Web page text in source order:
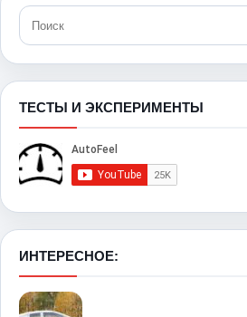
ТЕСТЫ И ЭКСПЕРИМЕНТЫ
ИНТЕРЕСНОЕ: